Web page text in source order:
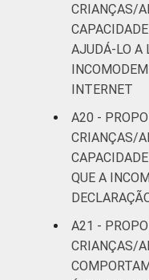
CRIANÇAS/
AJUDÁ-LO A
INTERNET
A20 -
CRIANÇAS/
QUE A
A21 -
CRIANÇAS/